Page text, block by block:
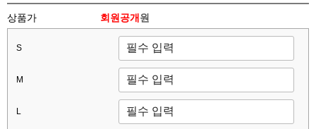
상품가 회원공개 원
S
M
L